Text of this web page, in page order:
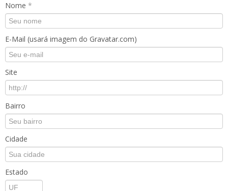
Nome *
E-Mail (usará imagem do Gravatar.com)
Site
Bairro
Cidade
Estado